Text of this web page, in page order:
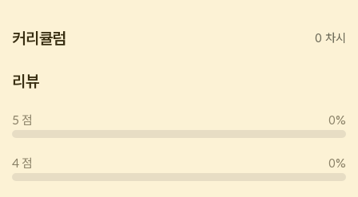
커리큘럼 0 차시
리뷰
5 점 0%
4 점 0%